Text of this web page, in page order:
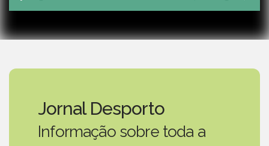
Play Mute
Jornal Desporto
Informação sobre toda a